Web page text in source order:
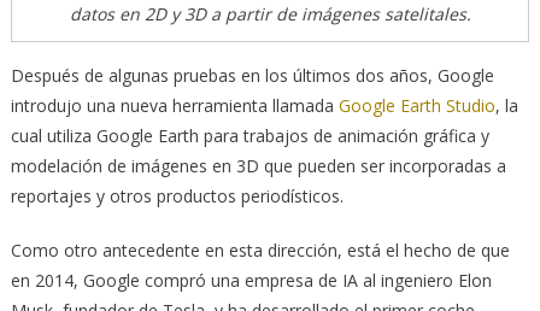
datos en 2D y 3D a partir de imágenes satelitales.
Después de algunas pruebas en los últimos dos años, Google
introdujo una nueva herramienta llamada Google Earth Studio, la
cual utiliza Google Earth para trabajos de animación gráfica y
modelación de imágenes en 3D que pueden ser incorporadas a
reportajes y otros productos periodísticos.
Como otro antecedente en esta dirección, está el hecho de que
en 2014, Google compró una empresa de IA al ingeniero Elon